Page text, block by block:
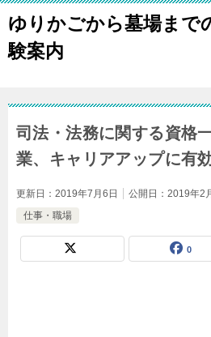
ゆりかごから墓場まで
験案内
司法・法務に関する資格
業、キャリアアップに有
更新日： 2019年7月6日 公開日： 2019年2
仕事・職場
0